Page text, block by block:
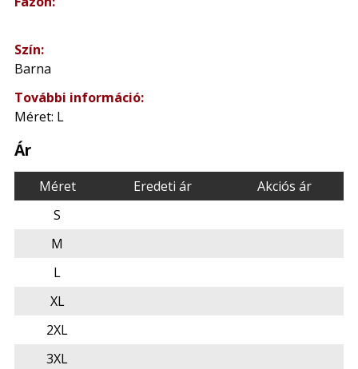
Szín:
Barna
További információ:
Méret: L
Ár
Méret Eredeti ár
Akciós ár
S
M
L
XL
2XL
3XL